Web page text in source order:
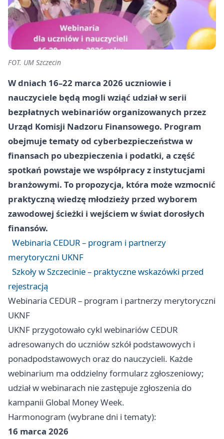
FOT. UM Szczecin
W dniach 16–22 marca 2026 uczniowie i
nauczyciele będą mogli wziąć udział w serii
bezpłatnych webinariów organizowanych przez
Urząd Komisji Nadzoru Finansowego. Program
obejmuje tematy od cyberbezpieczeństwa w
finansach po ubezpieczenia i podatki, a część
spotkań powstaje we współpracy z instytucjami
branżowymi. To propozycja, która może wzmocnić
praktyczną wiedzę młodzieży przed wyborem
zawodowej ścieżki i wejściem w świat dorosłych
finansów.
Webinaria CEDUR – program i partnerzy
merytoryczni UKNF
Szkoły w Szczecinie – praktyczne wskazówki przed
rejestracją
Webinaria CEDUR – program i partnerzy merytoryczni
UKNF
UKNF przygotowało cykl webinariów CEDUR
adresowanych do uczniów szkół podstawowych i
ponadpodstawowych oraz do nauczycieli. Każde
webinarium ma oddzielny formularz zgłoszeniowy;
udział w webinarach nie zastępuje zgłoszenia do
kampanii Global Money Week.
Harmonogram (wybrane dni i tematy):
16 marca 2026